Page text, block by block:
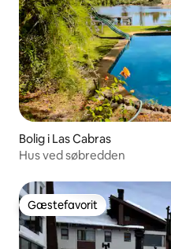
Bolig i Las Cabras
Hus ved søbredden
Gæstefavorit
Gæstefavorit